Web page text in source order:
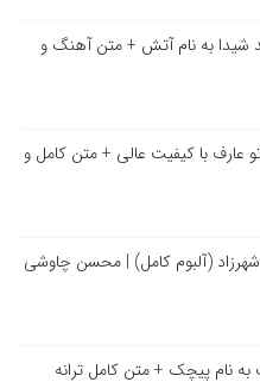
شیدا به نام آتش + متن آهنگ و
عارف با کیفیت عالی + متن کامل و
(آلبوم کامل) | محسن چاوشی
نام پیچک + متن کامل ترانه